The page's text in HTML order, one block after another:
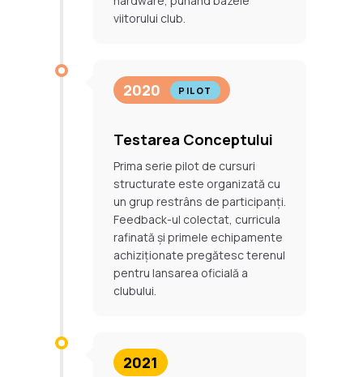
viitorului club.
2020 PILOT
Testarea Conceptului
Prima serie pilot de cursuri
structurate este organizată cu
un grup restrâns de participanți.
Feedback-ul colectat, curricula
rafinată și primele echipamente
achiziționate pregătesc terenul
pentru lansarea oficială a
clubului.
2021